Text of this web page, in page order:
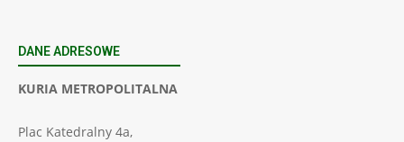
DANE ADRESOWE
KURIA METROPOLITALNA
Plac Katedralny 4a,